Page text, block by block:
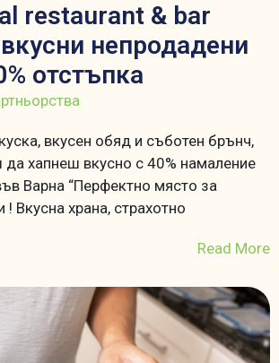
restaurant & bar
непродадени
отстъпка
вкусен обяд и съботен брънч,
хапнеш вкусно с 40% намаление
Варна “Перфектно място за
! Вкусна храна, страхотно
Read More